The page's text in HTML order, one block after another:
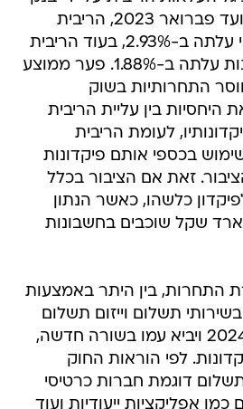
ישראל במרץ 2022 ועד פברואר 2023, הריבית
הממוצעת על אשראי עלתה ב-2.93%, בעוד הריבית
הממוצעת על פיקדונות עלתה ב-1.88%. פער ממוצע
התחרותיות בשוק
היחסיות בין עליית הריבית
לעומת הריבית
בכספי אותם פיקדונות
זאת אם הציבור בכלל
כלשהו, כאשר הנתון
600 מיליארד שקל שוכבים בחשבונות
התחרות, בין היתר באמצעות
תשלום וייזום תשלום
שייכנס לתוקפו ביוני 2024 ויביא עמו בשורה חדשה,
לפי הוראות החוק
דוגמת חברות כרטיסי
אפליקציות ייעודיות ועוד